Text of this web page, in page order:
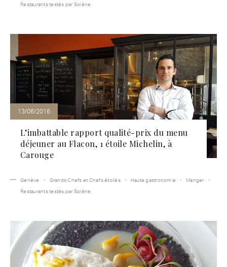
Restaurants testés par Solène
13/06/2016
L’imbattable rapport qualité-prix du menu
déjeuner au Flacon, 1 étoile Michelin, à
Carouge
Genève Grands Chefs et Chefs étoilés Haute gastronomie
Manger
Restaurants testés par Solène